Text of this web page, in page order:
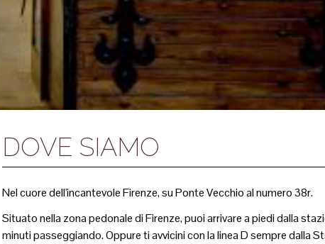
DOVE SIAMO
Nel cuore dell'incantevole Firenze, su Ponte Vecchio al numero 38r.
Situato nella zona pedonale di Firenze, puoi arrivare a piedi dalla
minuti passeggiando. Oppure ti avvicini con la linea D sempre dalla